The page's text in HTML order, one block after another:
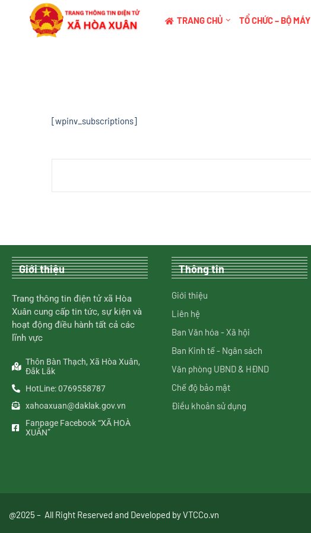
TRANG CHỦ TỔ CHỨC – BỘ MÁY
[wpinv_subscriptions]
Giới thiệu
Trang thông tin điện tử xã Hòa
Xuân cung cấp tin tức, sự kiện và
hoạt động điều hành tất cả các
lĩnh vực
Thôn Bàn Thạch, Xã Hòa Xuân,
Đắk Lắk
HotLine: 0769558787
xahoaxuan@daklak.gov.vn
Fanpage Facebook “XÃ HOÀ
XUÂN”
Thông tin
Giới thiệu
Liên hệ
Ban Văn hóa - Xã hội
Ban Kinh tế - Ngân sách
Văn phòng UBND & HĐND
Chế độ bảo mật
Điều khoản sử dụng
@2025 – All Right Reserved and Developed byVTCCo.vn